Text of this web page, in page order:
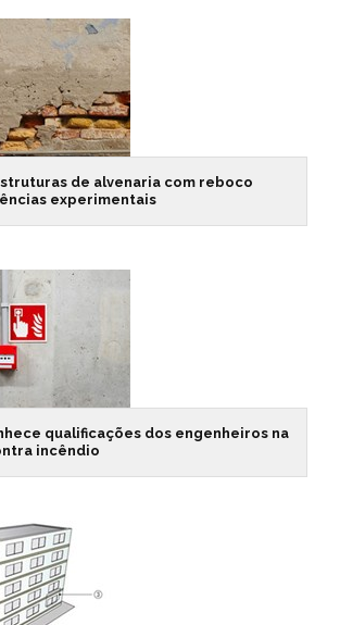
de alvenaria com reboco
experimentais
qualificações dos engenheiros na
incêndio